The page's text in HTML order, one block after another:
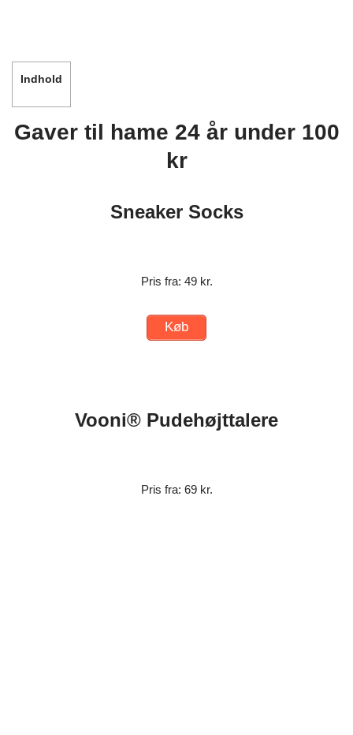
Indhold
Gaver til hame 24 år under 100
kr
Sneaker Socks
Pris fra: 49 kr.
Køb
Vooni® Pudehøjttalere
Pris fra: 69 kr.